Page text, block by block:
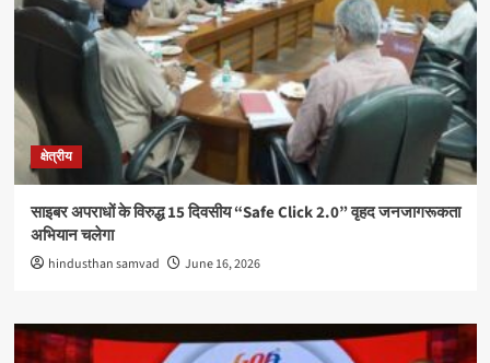
क्षेत्रीय
साइबर अपराधों के विरुद्ध 15 दिवसीय “Safe Click 2.0” वृहद जनजागरूकता
अभियान चलेगा
hindusthan samvad June 16, 2026